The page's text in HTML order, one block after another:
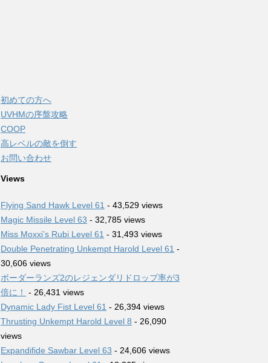
初めての方へ
UVHMの序盤攻略
COOP
高レベルの敵を倒す
お問い合わせ
Views
Flying Sand Hawk Level 61 - 43,529 views
Magic Missile Level 63 - 32,785 views
Miss Moxxi’s Rubi Level 61 - 31,493 views
Double Penetrating Unkempt Harold Level 61 -
30,606 views
ボーダーランズ2のレジェンダリドロップ率が3
倍に！
- 26,431 views
Dynamic Lady Fist Level 61 - 26,394 views
Thrusting Unkempt Harold Level 8 - 26,090
views
Expandifide Sawbar Level 63 - 24,606 views